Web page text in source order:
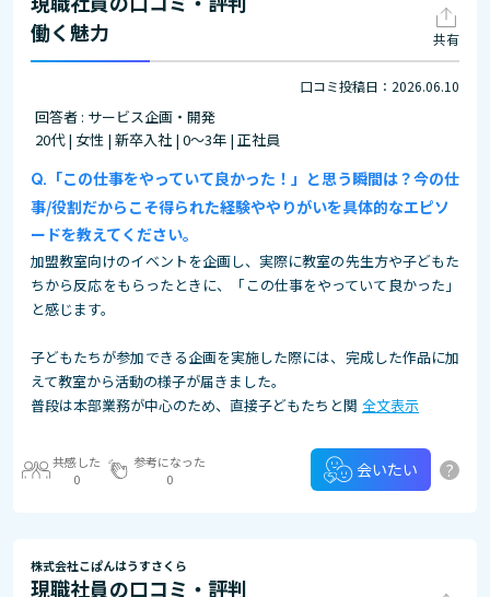
働く魅力
共有
口コミ投稿日：2026.06.10
回答者 : サービス企画・開発
20代 | 女性 | 新卒入社 | 0～3年 | 正社員
「この仕事をやっていて良かった！」と思う瞬間は？今の仕
事/役割だからこそ得られた経験ややりがいを具体的なエピソ
ードを教えてください。
加盟教室向けのイベントを企画し、実際に教室の先生方や子どもた
ちから反応をもらったときに、「この仕事をやっていて良かった」
と感じます。
子どもたちが参加できる企画を実施した際には、完成した作品に加
えて教室から活動の様子が届きました。
普段は本部業務が中心のため、直接子どもたちと関 全文表示
共感した
0
参考になった
0
会いたい ?
株式会社こぱんはうすさくら
現職社員の口コミ・評判